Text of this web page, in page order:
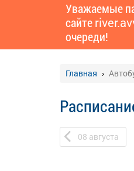
Уважаемые
сайте
очереди!
Главная
08 августа